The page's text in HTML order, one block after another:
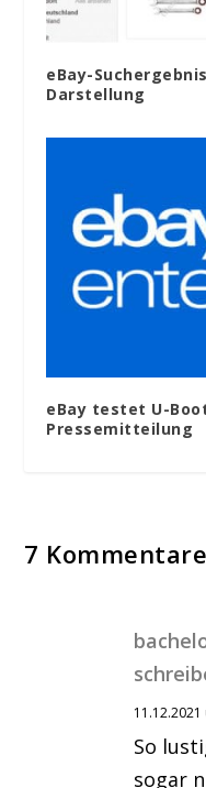
eBay-
Darstellung
eBay testet U-
Pressemitteilung
7 Kommentare
So
sogar